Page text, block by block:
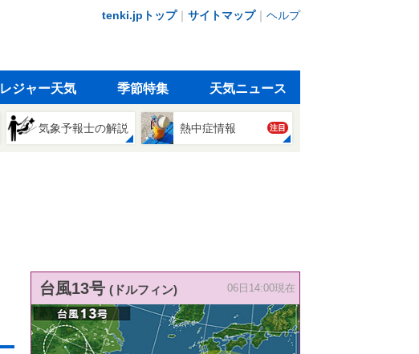
tenki.jpトップ｜ サイトマップ｜ ヘルプ
レジャー天気 季節特集 天気ニュース
気象予報士の解説 熱中症情報 注目
台風13号 (ドルフィン) 06日14:00現在